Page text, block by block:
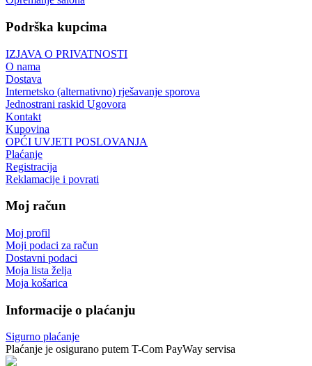
Podrška kupcima
IZJAVA O PRIVATNOSTI
O nama
Dostava
Internetsko (alternativno) rješavanje sporova
Jednostrani raskid Ugovora
Kontakt
Kupovina
OPĆI UVJETI POSLOVANJA
Plaćanje
Registracija
Reklamacije i povrati
Moj račun
Moj profil
Moji podaci za račun
Dostavni podaci
Moja lista želja
Moja košarica
Informacije o plaćanju
Sigurno plaćanje
Plaćanje je osigurano putem T-Com PayWay servisa